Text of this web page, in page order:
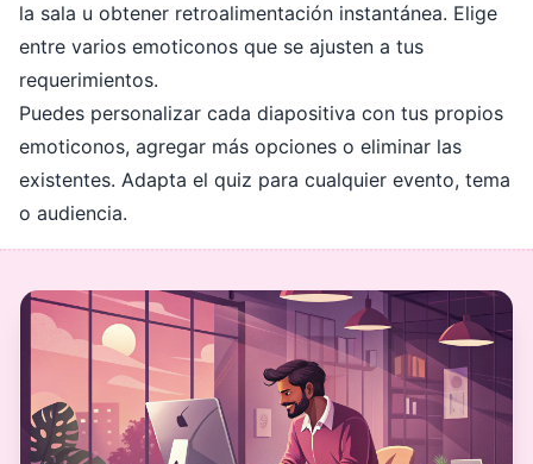
la sala u obtener retroalimentación instantánea. Elige
entre varios emoticonos que se ajusten a tus
requerimientos.
Puedes personalizar cada diapositiva con tus propios
emoticonos, agregar más opciones o eliminar las
existentes. Adapta el quiz para cualquier evento, tema
o audiencia.